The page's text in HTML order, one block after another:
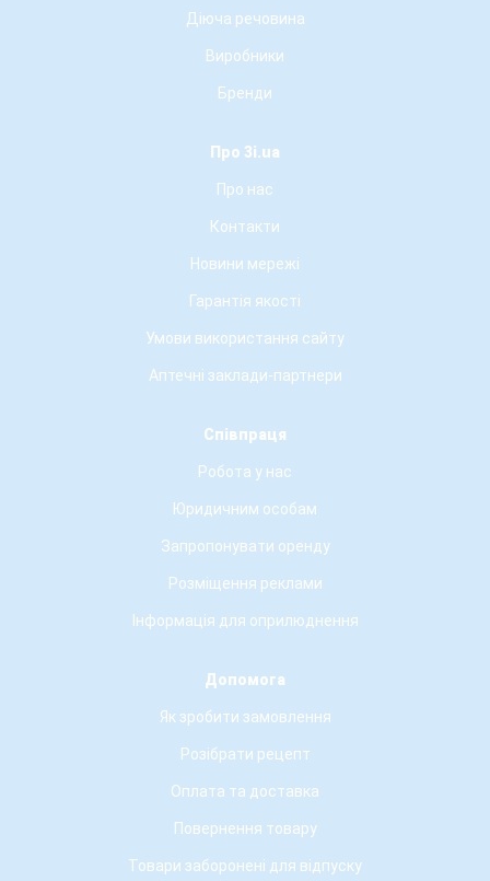
Діюча речовина
Виробники
Бренди
Про 3i.ua
Про нас
Контакти
Новини мережі
Гарантія якості
Умови використання сайту
Аптечні заклади-партнери
Співпраця
Робота у нас
Юридичним особам
Запропонувати оренду
Розміщення реклами
Інформація для оприлюднення
Допомога
Як зробити замовлення
Розібрати рецепт
Оплата та доставка
Повернення товару
Товари заборонені для відпуску